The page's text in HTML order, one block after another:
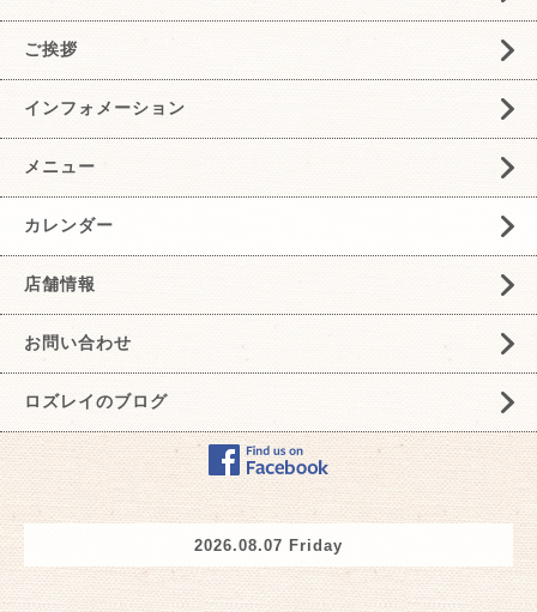
ご挨拶
インフォメーション
メニュー
カレンダー
店舗情報
お問い合わせ
ロズレイのブログ
2026.08.07 Friday